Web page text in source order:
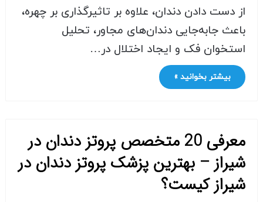
از دست دادن دندان، علاوه بر تاثیرگذاری بر چهره،
باعث جابه‌جایی دندان‌های مجاور، تحلیل
استخوان فک و ایجاد اختلال در…
بیشتر بخوانید »
معرفی 20 متخصص پروتز دندان در
شیراز – بهترین پزشک پروتز دندان در
شیراز کیست؟